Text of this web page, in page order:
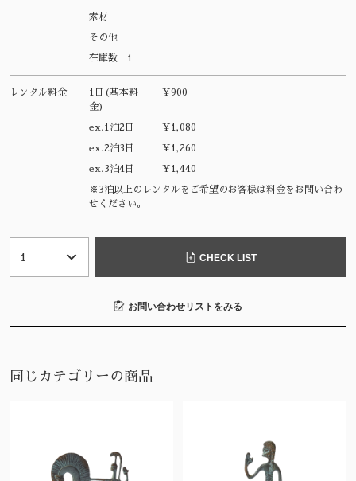
素材
その他
在庫数 1
レンタル料金
1日(基本料
金)
¥900
ex.1泊2日 ¥1,080
ex.2泊3日 ¥1,260
ex.3泊4日 ¥1,440
※3泊以上のレンタルをご希望のお客様は料金をお問い合わ
せください。
CHECK LIST
お問い合わせリストをみる
同じカテゴリーの商品